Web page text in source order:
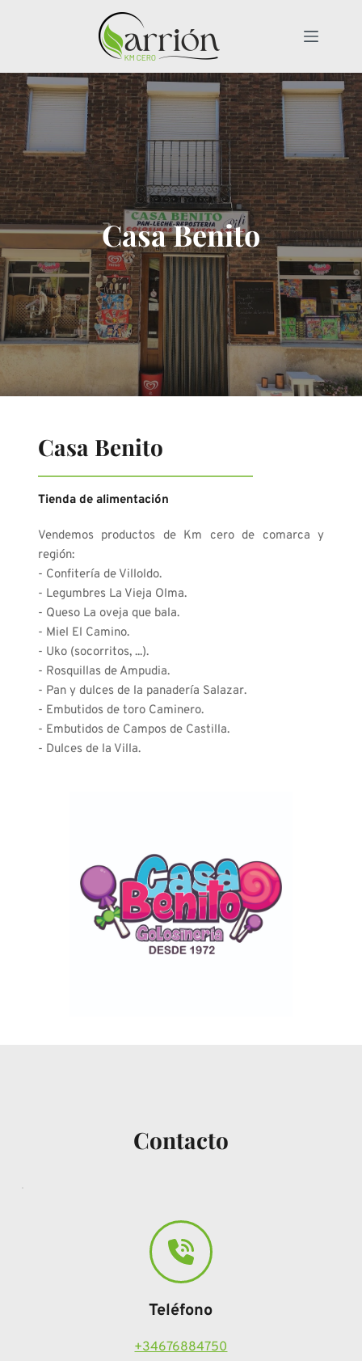
Casa Benito
Casa Benito
Tienda de alimentación
Vendemos productos de Km cero de comarca y
región:
- Confitería de Villoldo.
- Legumbres La Vieja Olma.
- Queso La oveja que bala.
- Miel El Camino.
- Uko (socorritos, ...).
- Rosquillas de Ampudia.
- Pan y dulces de la panadería Salazar.
- Embutidos de toro Caminero.
- Embutidos de Campos de Castilla.
- Dulces de la Villa.
Contacto
Teléfono
+34676884750